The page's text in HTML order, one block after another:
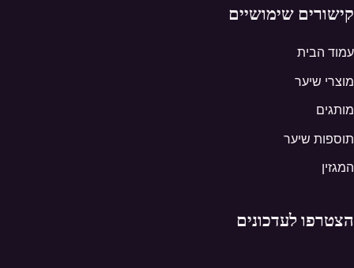
קישורים שימושיים
עמוד הבית
מוצרי שיער
מותגים
תוספות שיער
המגזין
הצטרפו לעדכונים